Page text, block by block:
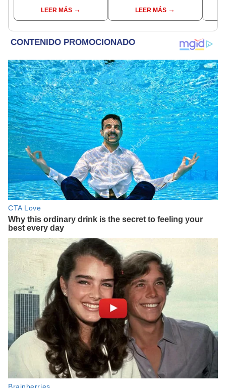
cuidar caballos, burros
y otros animales
LEER MÁS
veranos más fríos de la
historia: sigue bajo
LEER MÁS